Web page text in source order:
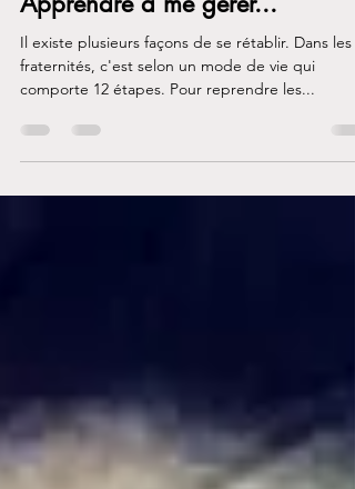
Apprendre à me gérer...
Il existe plusieurs façons de se rétablir. Dans les
comporte 12 étapes. Pour reprendre les...